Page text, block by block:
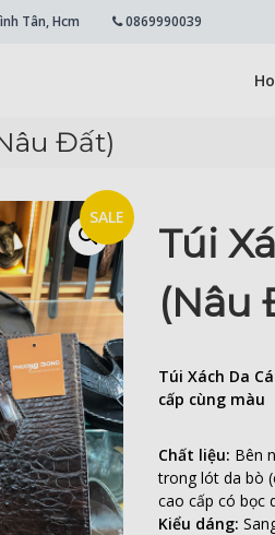
Tân, Hcm 0869990039
Đất)
SALE
Túi
(Nâu
Túi Xách Da
cấp cùng màu
Chất liệu: Bên
trong lót da bò
cao cấp có bọc
Kiểu dáng: